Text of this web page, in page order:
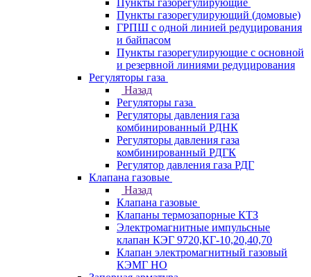
Пункты газорегулирующие
Пункты газорегулирующий (домовые)
ГРПШ с одной линией редуцирования
и байпасом
Пункты газорегулирующие с основной
и резервной линиями редуцирования
Регуляторы газа
Назад
Регуляторы газа
Регуляторы давления газа
комбинированный РДНК
Регуляторы давления газа
комбинированный РДГК
Регулятор давления газа РДГ
Клапана газовые
Назад
Клапана газовые
Клапаны термозапорные КТЗ
Электромагнитные импульсные
клапан КЭГ 9720,КГ-10,20,40,70
Клапан электромагнитный газовый
КЭМГ НО